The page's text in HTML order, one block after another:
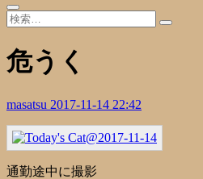
危うく
masatsu 2017-11-14 22:42
通勤途中に撮影